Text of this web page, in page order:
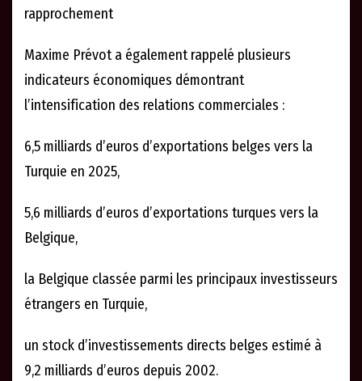
rapprochement
Maxime Prévot a également rappelé plusieurs
indicateurs économiques démontrant
l’intensification des relations commerciales :
6,5 milliards d’euros d’exportations belges vers la
Turquie en 2025,
5,6 milliards d’euros d’exportations turques vers la
Belgique,
la Belgique classée parmi les principaux investisseurs
étrangers en Turquie,
un stock d’investissements directs belges estimé à
9,2 milliards d’euros depuis 2002.